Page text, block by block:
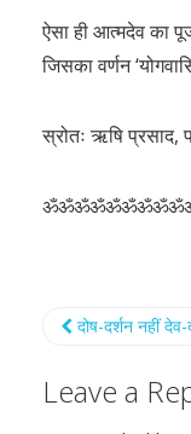
ऐसा ही आत्मदेव का
जिसका वर्णन
स्रोतः ऋषि
दोष-दर्शन नहीं देव-
Leave a